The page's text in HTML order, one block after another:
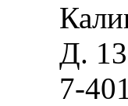
Д.
7-